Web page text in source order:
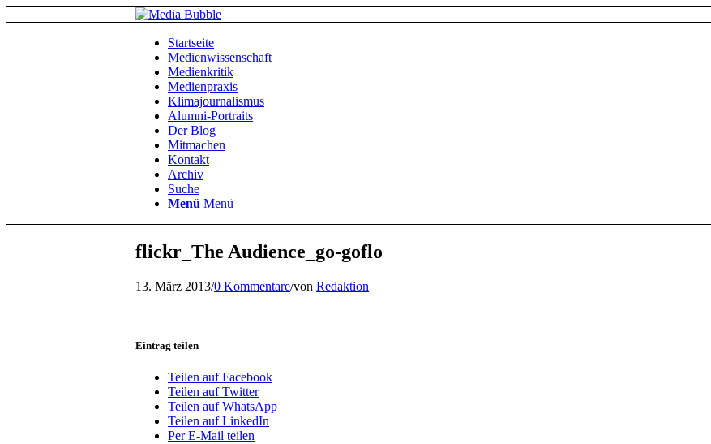
Startseite
Medienwissenschaft
Medienkritik
Medienpraxis
Klimajournalismus
Alumni-Portraits
Der Blog
Mitmachen
Kontakt
Archiv
Suche
Menü Menü
flickr_The Audience_go-goflo
13. März 2013/0 Kommentare/von Redaktion
Eintrag teilen
Teilen auf Facebook
Teilen auf Twitter
Teilen auf WhatsApp
Teilen auf LinkedIn
Per E-Mail teilen